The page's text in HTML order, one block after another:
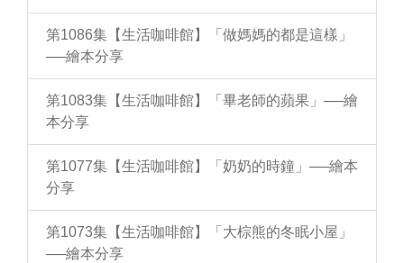
第1086集【生活咖啡館】「做媽媽的都是這樣」
──繪本分享
第1083集【生活咖啡館】「畢老師的蘋果」──繪
本分享
第1077集【生活咖啡館】「奶奶的時鐘」──繪本
分享
第1073集【生活咖啡館】「大棕熊的冬眠小屋」
──繪本分享